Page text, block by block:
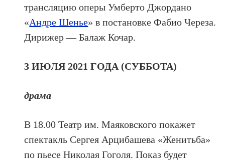
трансляцию оперы Умберто Джордано
«Андре Шенье» в постановке Фабио Череза.
Дирижер — Балаж Кочар.
3 ИЮЛЯ 2021 ГОДА (СУББОТА)
драма
В 18.00 Театр им. Маяковского покажет
спектакль Сергея Арцибашева «Женитьба»
по пьесе Николая Гоголя. Показ будет